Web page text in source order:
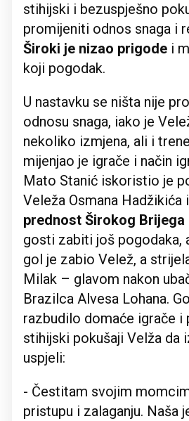
stihijski i bezuspješno
promijeniti odnos snaga i
Široki je nizao prigode i
koji pogodak.
U nastavku se ništa nije
odnosu snaga, iako je
nekoliko izmjena, ali i
mijenjao je igrače i način
Mato Stanić iskoristio je
Veleža Osmana Hadžikića i
prednost Širokog Brijega
gosti zabiti još pogodaka,
gol je zabio Velež, a
Milak – glavom nakon
Brazilca Alvesa Lohana.
razbudilo domaće igrače i
stihijski pokušaji Velža da
uspjeli:
- Čestitam svojim
pristupu i zalaganju. Naša